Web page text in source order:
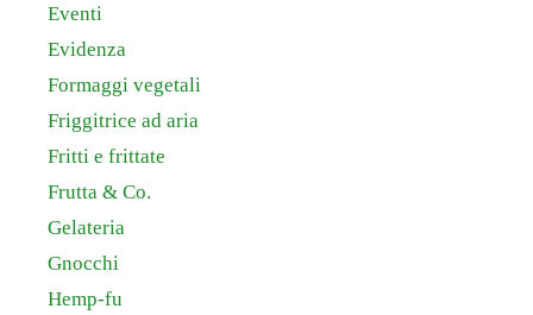
Eventi
Evidenza
Formaggi vegetali
Friggitrice ad aria
Fritti e frittate
Frutta & Co.
Gelateria
Gnocchi
Hemp-fu